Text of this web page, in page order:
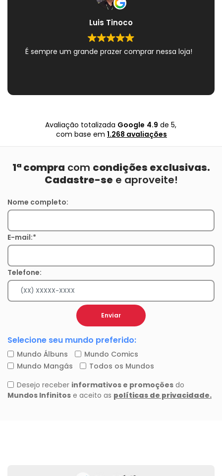
Luis Tinoco
É sempre um grande prazer comprar nessa loja!
Avaliação totalizada Google 4.9 de 5,
com base em 1.268 avaliações